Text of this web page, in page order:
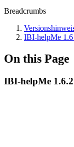
Breadcrumbs
IBI-helpMe 1.6
On this Page
IBI-helpMe